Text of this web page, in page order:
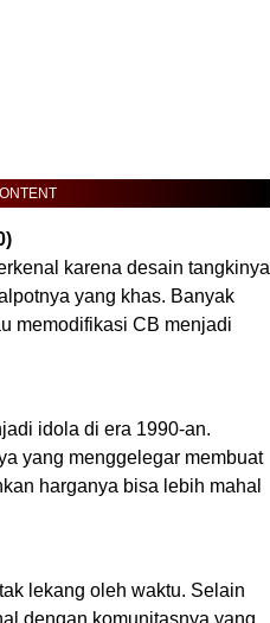
karena desain tangkinya
yang khas. Banyak
memodifikasi CB menjadi
idola di era 1990-an.
yang menggelegar membuat
harganya bisa lebih mahal
lekang oleh waktu. Selain